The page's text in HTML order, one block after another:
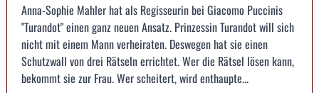
Anna-Sophie Mahler hat als Regisseurin bei Giacomo Puccinis
"Turandot" einen ganz neuen Ansatz. Prinzessin Turandot will sich
nicht mit einem Mann verheiraten. Deswegen hat sie einen
Schutzwall von drei Rätseln errichtet. Wer die Rätsel lösen kann,
bekommt sie zur Frau. Wer scheitert, wird enthaupte...